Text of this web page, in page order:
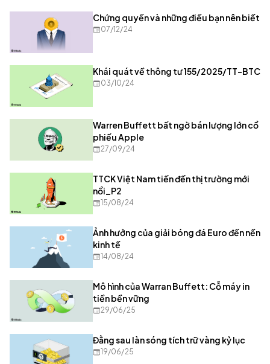
Chứng quyền và những điều bạn nên biết
07/12/24
Khái quát về thông tư 155/2025/TT-BTC
03/10/24
Warren Buffett bất ngờ bán lượng lớn cổ
phiếu Apple
27/09/24
TTCK Việt Nam tiến đến thị trường mới
nổi_P2
15/08/24
Ảnh hưởng của giải bóng đá Euro đến nền
kinh tế
14/08/24
Mô hình của Warran Buffett: Cỗ máy in
tiền bền vững
29/06/25
Đằng sau làn sóng tích trữ vàng kỷ lục
19/06/25